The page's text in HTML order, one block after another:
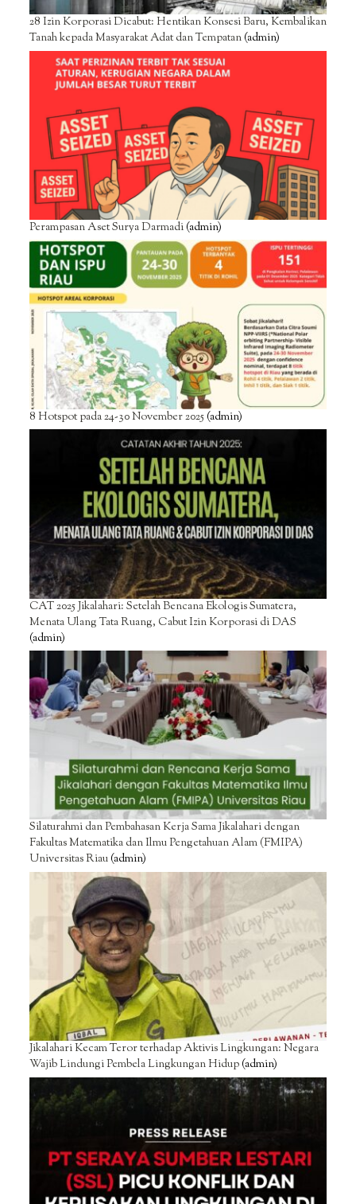
28 Izin Korporasi Dicabut: Hentikan Konsesi Baru, Kembalikan
Tanah kepada Masyarakat Adat dan Tempatan(admin)
Perampasan Aset Surya Darmadi(admin)
8 Hotspot pada 24-30 November 2025(admin)
CAT 2025 Jikalahari: Setelah Bencana Ekologis Sumatera,
Menata Ulang Tata Ruang, Cabut Izin Korporasi di DAS
(admin)
Silaturahmi dan Pembahasan Kerja Sama Jikalahari dengan
Fakultas Matematika dan Ilmu Pengetahuan Alam (FMIPA)
Universitas Riau(admin)
Jikalahari Kecam Teror terhadap Aktivis Lingkungan: Negara
Wajib Lindungi Pembela Lingkungan Hidup(admin)